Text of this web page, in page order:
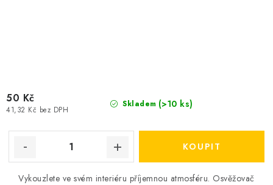
Skladem (>10 ks)
41,32 Kč bez DPH
50 Kč
Vykouzlete ve svém interiéru příjemnou atmosféru. Osvěžovač